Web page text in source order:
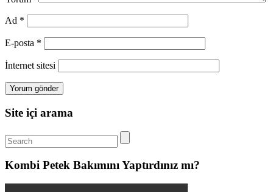
Ad *
E-posta *
İnternet sitesi
Site içi arama
Kombi Petek Bakımını Yaptırdınız mı?